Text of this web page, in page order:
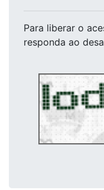
Para liberar o
responda ao